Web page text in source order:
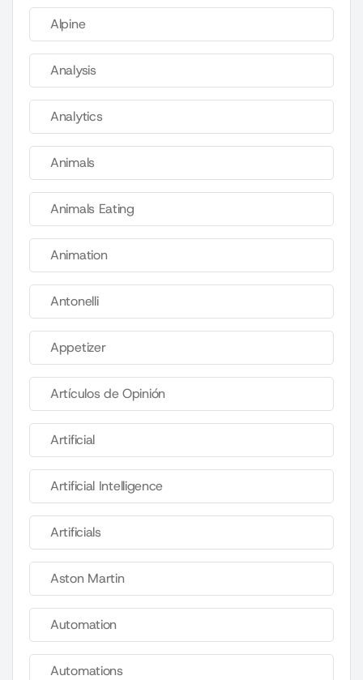
Alpine
Analysis
Analytics
Animals
Animals Eating
Animation
Antonelli
Appetizer
Artículos de Opinión
Artificial
Artificial Intelligence
Artificials
Aston Martin
Automation
Automations